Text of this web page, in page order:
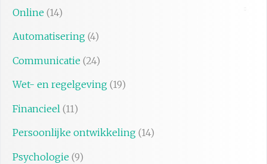
Online (14)
Automatisering (4)
Communicatie (24)
Wet- en regelgeving (19)
Financieel (11)
Persoonlijke ontwikkeling (14)
Psychologie (9)